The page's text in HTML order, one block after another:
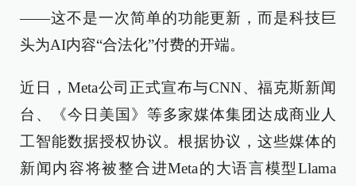
——这不是一次简单的功能更新，而是科技巨
头为AI内容“合法化”付费的开端。
近日，Meta公司正式宣布与CNN、福克斯新闻
台、《今日美国》等多家媒体集团达成商业人
工智能数据授权协议。根据协议，这些媒体的
新闻内容将被整合进Meta的大语言模型Llama